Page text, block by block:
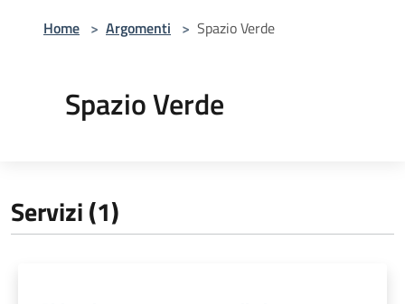
Home > Argomenti > Spazio Verde
Spazio Verde
Servizi (1)